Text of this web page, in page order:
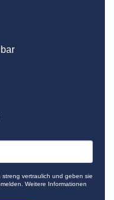
vertraulich und geben sie
Weitere Informationen